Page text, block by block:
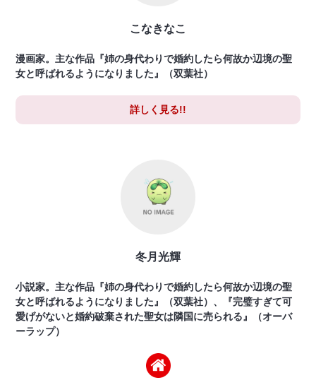
こなきなこ
漫画家。主な作品『姉の身代わりで婚約したら何故か辺境の聖
女と呼ばれるようになりました』（双葉社）
詳しく見る!!
冬月光輝
小説家。主な作品『姉の身代わりで婚約したら何故か辺境の聖
女と呼ばれるようになりました』（双葉社）、『完璧すぎて可
愛げがないと婚約破棄された聖女は隣国に売られる』（オーバ
ーラップ）